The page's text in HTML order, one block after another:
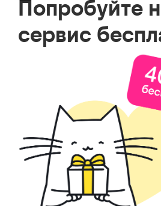
Попробуйте
сервис